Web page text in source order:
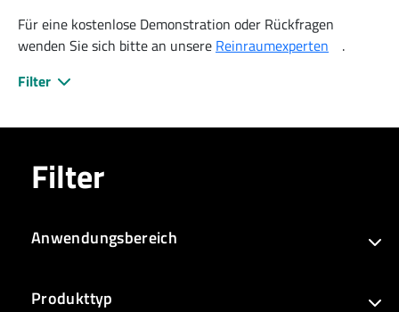
Für eine kostenlose Demonstration oder Rückfragen
wenden Sie sich bitte an unsere Reinraumexperten
.
Filter
Filter
Anwendungsbereich
Produkttyp